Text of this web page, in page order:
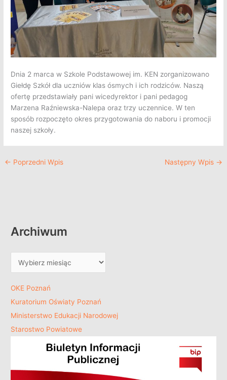
Dnia 2 marca w Szkole Podstawowej im. KEN zorganizowano
Giełdę Szkół dla uczniów klas ósmych i ich rodziców. Naszą
ofertę przedstawiały pani wicedyrektor i pani pedagog
Marzena Raźniewska-Nalepa oraz trzy uczennice. W ten
sposób rozpoczęto okres przygotowania do naboru i promocji
naszej szkoły.
← Poprzedni Wpis Następny Wpis →
Archiwum
OKE Poznań
Kuratorium Oświaty Poznań
Ministerstwo Edukacji Narodowej
Starostwo Powiatowe